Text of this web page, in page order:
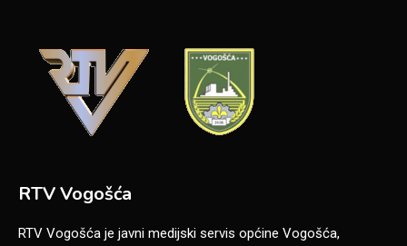
RTV Vogošća
RTV Vogošća je javni medijski servis općine Vogošća,